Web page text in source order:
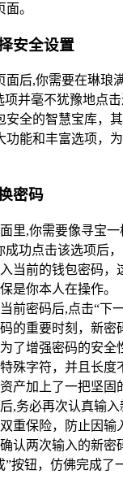
。
安全设置
面后,你需要在琳琅
项并毫不犹豫地点
安全的智慧宝库，
功能和丰富选项，
密码
里,你需要像寻宝
成功点击该选项后
当前的钱包密码，
是你本人在操作。
前密码后,点击“下
的重要时刻，新密
了增强密码的安全
殊字符，并且长度
产加上了一把坚固
,务必再次认真输
重保险，防止因输
认两次输入的新密
”按钮，仿佛完成了